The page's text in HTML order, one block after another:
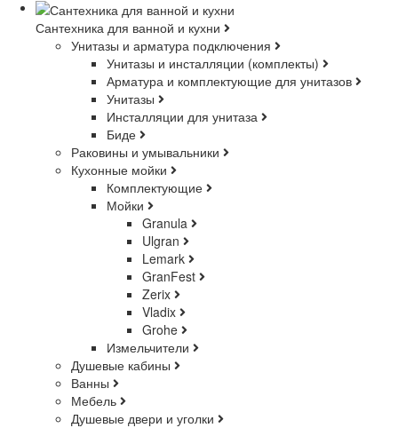
Сантехника для ванной и кухни
Унитазы и арматура подключения
Унитазы и инсталляции (комплекты)
Арматура и комплектующие для унитазов
Унитазы
Инсталляции для унитаза
Биде
Раковины и умывальники
Кухонные мойки
Комплектующие
Мойки
Granula
Ulgran
Lemark
GranFest
Zerix
Vladix
Grohe
Измельчители
Душевые кабины
Ванны
Мебель
Душевые двери и уголки